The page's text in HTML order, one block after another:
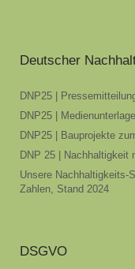
Deutscher
DNP25 |
DNP25 |
DNP25 | Bauprojekte
DNP 25 | Nachhaltigkeit
Unsere Nachhaltigkeits-
Zahlen, Stand 2024
DSGVO